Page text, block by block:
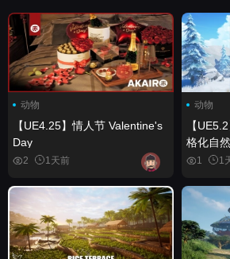
动物
【UE4.25】情人节 Valentine's
Day
2 1天前
动物
【
格化自然环境
PACK Stylized Nature
1 1